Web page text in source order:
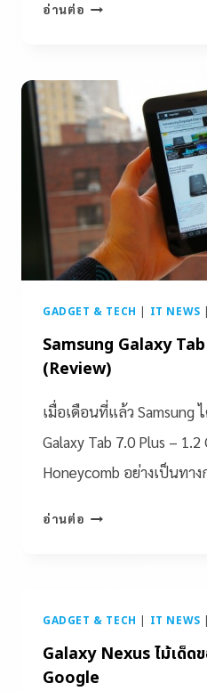
อ่านต่อ
GADGET & TECH | IT NEWS |
Samsung Galaxy
(Review)
เมื่อเดือนที่แล้ว Samsung
Galaxy Tab 7.0 Plus –
Honeycomb อย่างเป็นทาง
อ่านต่อ
GADGET & TECH | IT NEWS |
Galaxy Nexus ไม้เด็ด
Google